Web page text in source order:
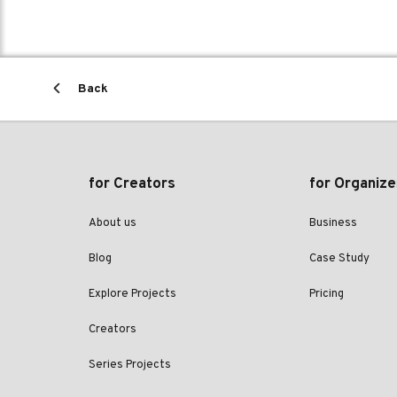
Back
for Creators
About us
Blog
Explore Projects
Creators
Series Projects
for
Business
Case Study
Pricing